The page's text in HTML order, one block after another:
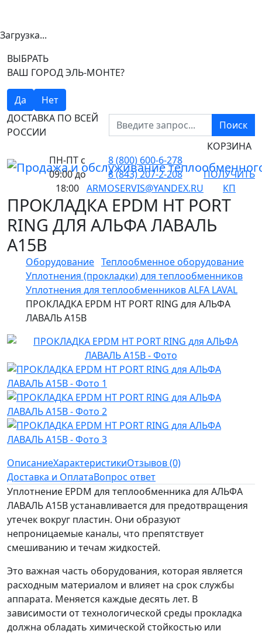
Загрузка...
ВЫБРАТЬ
ВАШ ГОРОД ЭЛЬ-МОНТЕ?
Да
Нет
ДОСТАВКА ПО ВСЕЙ
РОССИИ
Поиск
ПН-ПТ с
09:00 до
18:00
8 (800) 600-6-278
8 (843) 207-2-208
ARMOSERVIS@YANDEX.RU
КОРЗИНА
ПОЛУЧИТЬ
КП
ПРОКЛАДКА EPDM HT PORT
RING ДЛЯ АЛЬФА ЛАВАЛЬ
A15B
Оборудование Теплообменное оборудование
Уплотнения (прокладки) для теплообменников
Уплотнения для теплообменников ALFA LAVAL
ПРОКЛАДКА EPDM HT PORT RING для АЛЬФА
ЛАВАЛЬ A15B
ОписаниеХарактеристикиОтзывов (0)
Доставка и ОплатаВопрос ответ
Уплотнение EPDM для теплообменника для АЛЬФА
ЛАВАЛЬ A15B устанавливается для предотвращения
утечек вокруг пластин. Они образуют
непроницаемые каналы, что препятствует
смешиванию и течам жидкостей.
Это важная часть оборудования, которая является
расходным материалом и влияет на срок службы
аппарата. Меняется каждые десять лет. В
зависимости от технологической среды прокладка
должна обладать химической стойкостью или